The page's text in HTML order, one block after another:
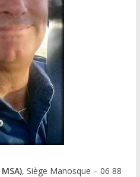
, Siège Manosque – 06 88